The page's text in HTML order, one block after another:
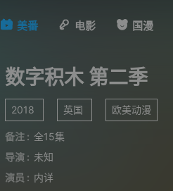
美番 电影 国漫
数字积木 第二季
2018 英国 欧美动漫
备注 : 全15集
导演 : 未知
演员 : 内详